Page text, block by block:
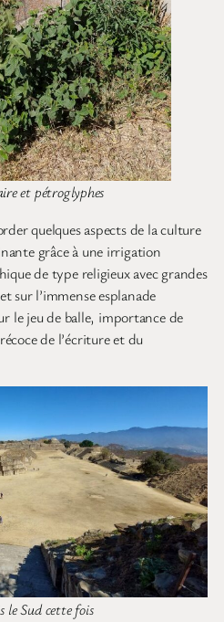
et pétroglyphes
quelques aspects de la culture
grâce à une irrigation
de type religieux avec grandes
sur l’immense esplanade
le jeu de balle, importance de
de l’écriture et du
le Sud cette fois